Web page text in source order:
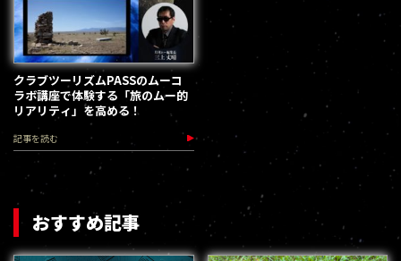
クラブツーリズムPASSのムーコ
ラボ講座で体験する「旅のムー的
リアリティ」を高める！
記事を読む
おすすめ記事